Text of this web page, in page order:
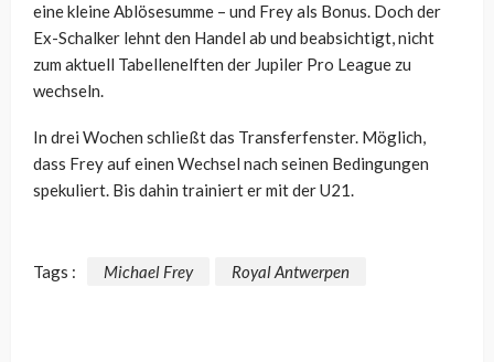
eine kleine Ablösesumme – und Frey als Bonus. Doch der
Ex-Schalker lehnt den Handel ab und beabsichtigt, nicht
zum aktuell Tabellenelften der Jupiler Pro League zu
wechseln.
In drei Wochen schließt das Transferfenster. Möglich,
dass Frey auf einen Wechsel nach seinen Bedingungen
spekuliert. Bis dahin trainiert er mit der U21.
Tags : Michael Frey Royal Antwerpen